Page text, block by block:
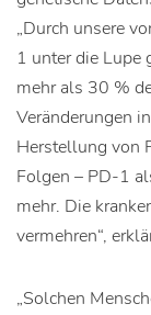
„Durch unsere
1 unter die Lupe
mehr als 30 %
Veränderungen
Herstellung von
Folgen – PD-1
mehr. Die
vermehren“,
„Solchen